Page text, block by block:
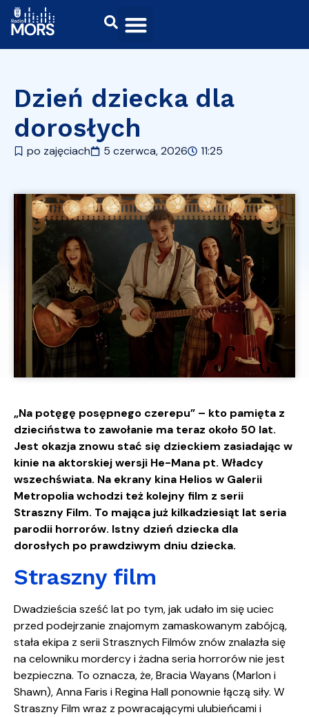
Dzień dziecka dla
dorosłych
po zajęciach 5 czerwca, 2026 11:25
„Na potęgę posępnego czerepu” – kto pamięta z
dzieciństwa to zawołanie ma teraz około 50 lat.
Jest okazja znowu stać się dzieckiem zasiadając w
kinie na aktorskiej wersji He-Mana pt. Władcy
wszechświata. Na ekrany kina Helios w Galerii
Metropolia wchodzi też kolejny film z serii
Straszny Film. To mająca już kilkadziesiąt lat seria
parodii horrorów. Istny dzień dziecka dla
dorosłych po prawdziwym dniu dziecka.
Straszny film
Dwadzieścia sześć lat po tym, jak udało im się uciec
przed podejrzanie znajomym zamaskowanym zabójcą,
stała ekipa z serii Strasznych Filmów znów znalazła się
na celowniku mordercy i żadna seria horrorów nie jest
bezpieczna. To oznacza, że, Bracia Wayans (Marlon i
Shawn), Anna Faris i Regina Hall ponownie łączą siły. W
Straszny Film wraz z powracającymi ulubieńcami i